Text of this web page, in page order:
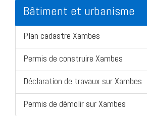
Bâtiment et urbanisme
Plan cadastre Xambes
Permis de construire Xambes
Déclaration de travaux sur Xambes
Permis de démolir sur Xambes